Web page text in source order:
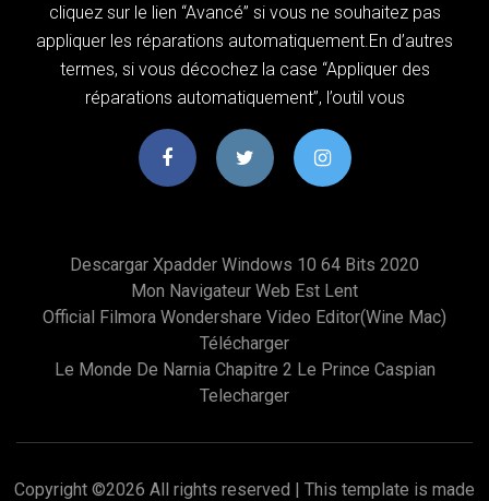
cliquez sur le lien “Avancé” si vous ne souhaitez pas
appliquer les réparations automatiquement.En d’autres
termes, si vous décochez la case “Appliquer des
réparations automatiquement”, l’outil vous
Descargar Xpadder Windows 10 64 Bits 2020
Mon Navigateur Web Est Lent
Official Filmora Wondershare Video Editor(wine Mac)
Télécharger
Le Monde De Narnia Chapitre 2 Le Prince Caspian
Telecharger
Copyright ©2026 All rights reserved | This template is made